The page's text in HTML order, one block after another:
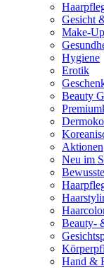
Gesicht
Make-
Hygiene
Erotik
Beauty
Aktionen
Neu im
Beauty-
Hand &